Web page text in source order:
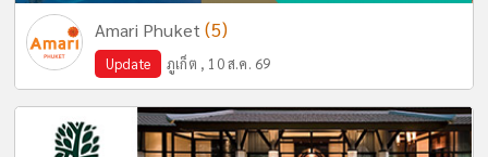
Amari Phuket(5)
Update ภูเก็ต , 10 ส.ค. 69